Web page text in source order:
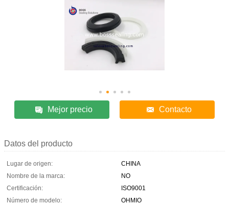
Mejor precio Contacto
Datos del producto
Lugar de origen:
CHINA
Nombre de la marca:
NO
Certificación:
ISO9001
Número de modelo:
OHMIO